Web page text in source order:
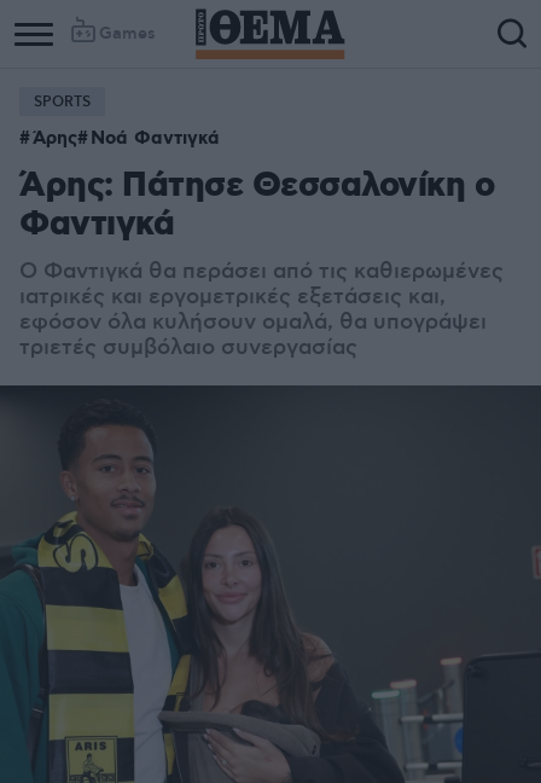
Games
SPORTS
Άρης Νοά Φαντιγκά
Άρης: Πάτησε Θεσσαλονίκη ο
Φαντιγκά
Ο Φαντιγκά θα περάσει από τις καθιερωμένες
ιατρικές και εργομετρικές εξετάσεις και,
εφόσον όλα κυλήσουν ομαλά, θα υπογράψει
τριετές συμβόλαιο συνεργασίας